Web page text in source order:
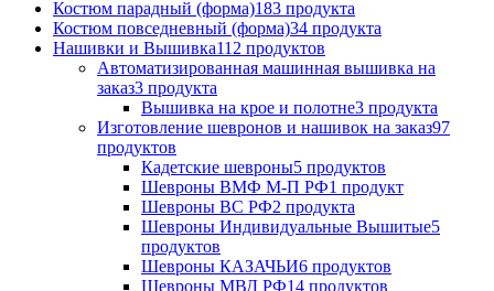
Костюм парадный (форма)183 продукта
Костюм повседневный (форма)34 продукта
Нашивки и Вышивка112 продуктов
Автоматизированная машинная вышивка на
заказ3 продукта
Вышивка на крое и полотне3 продукта
Изготовление шевронов и нашивок на заказ97
продуктов
Кадетские шевроны5 продуктов
Шевроны ВМФ М-П РФ1 продукт
Шевроны ВС РФ2 продукта
Шевроны Индивидуальные Вышитые5
продуктов
Шевроны КАЗАЧЬИ6 продуктов
Шевроны МВД РФ14 продуктов